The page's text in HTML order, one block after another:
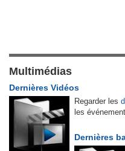
Multimédias
Dernières Vidéos
Regarder les
les
Dernières